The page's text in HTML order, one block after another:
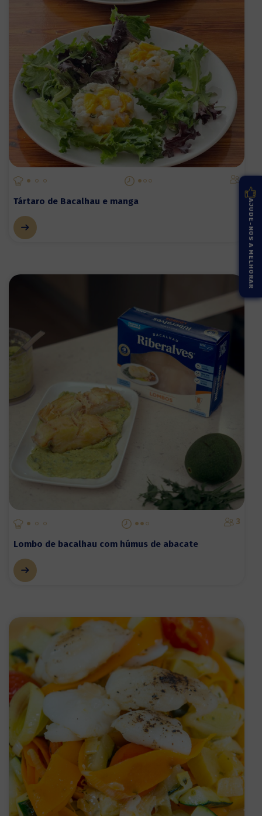
Tártaro de Bacalhau e manga
3
Lombo de bacalhau com húmus de abacate
AJUDE-NOS A MELHORAR